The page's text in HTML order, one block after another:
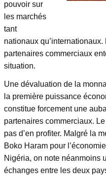
pouvoir sur
les marchés
tant
nationaux
partenaires commerciaux
situation.
Une dévaluation de la
la première puissance
constitue forcement une
partenaires commerciaux.
pas d’en profiter. Malgré la
Boko Haram pour
Nigéria, on note néanmoins
échanges entre les deux